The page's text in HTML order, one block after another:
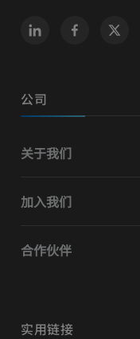
公司
关于我们
加入我们
合作伙伴
实用链接